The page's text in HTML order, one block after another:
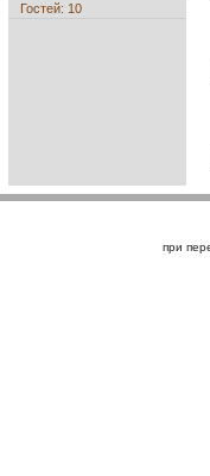
Гостей: 10
при